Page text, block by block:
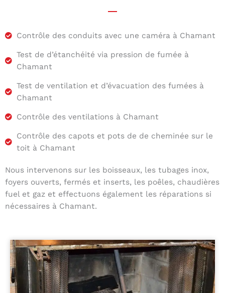
Contrôle des conduits avec une caméra à Chamant
Test de d’étanchéité via pression de fumée à
Chamant
Test de ventilation et d’évacuation des fumées à
Chamant
Contrôle des ventilations à Chamant
Contrôle des capots et pots de de cheminée sur le
toit à Chamant
Nous intervenons sur les boisseaux, les tubages inox,
foyers ouverts, fermés et inserts, les poêles, chaudières
fuel et gaz et effectuons également les réparations si
nécessaires à Chamant.